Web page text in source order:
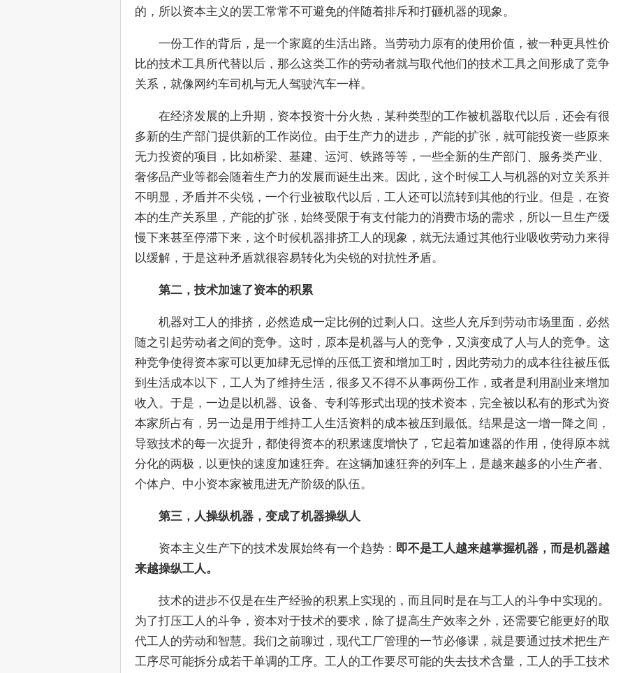
的，所以资本主义的罢工常常不可避免的伴随着排斥和打砸机器的现象。
一份工作的背后，是一个家庭的生活出路。当劳动力原有的使用价值，被一种更具性价
比的技术工具所代替以后，那么这类工作的劳动者就与取代他们的技术工具之间形成了竞争
关系，就像网约车司机与无人驾驶汽车一样。
在经济发展的上升期，资本投资十分火热，某种类型的工作被机器取代以后，还会有很
多新的生产部门提供新的工作岗位。由于生产力的进步，产能的扩张，就可能投资一些原来
无力投资的项目，比如桥梁、基建、运河、铁路等等，一些全新的生产部门、服务类产业、
奢侈品产业等都会随着生产力的发展而诞生出来。因此，这个时候工人与机器的对立关系并
不明显，矛盾并不尖锐，一个行业被取代以后，工人还可以流转到其他的行业。但是，在资
本的生产关系里，产能的扩张，始终受限于有支付能力的消费市场的需求，所以一旦生产缓
慢下来甚至停滞下来，这个时候机器排挤工人的现象，就无法通过其他行业吸收劳动力来得
以缓解，于是这种矛盾就很容易转化为尖锐的对抗性矛盾。
第二，技术加速了资本的积累
机器对工人的排挤，必然造成一定比例的过剩人口。这些人充斥到劳动市场里面，必然
随之引起劳动者之间的竞争。这时，原本是机器与人的竞争，又演变成了人与人的竞争。这
种竞争使得资本家可以更加肆无忌惮的压低工资和增加工时，因此劳动力的成本往往被压低
到生活成本以下，工人为了维持生活，很多又不得不从事两份工作，或者是利用副业来增加
收入。于是，一边是以机器、设备、专利等形式出现的技术资本，完全被以私有的形式为资
本家所占有，另一边是用于维持工人生活资料的成本被压到最低。结果是这一增一降之间，
导致技术的每一次提升，都使得资本的积累速度增快了，它起着加速器的作用，使得原本就
分化的两极，以更快的速度加速狂奔。在这辆加速狂奔的列车上，是越来越多的小生产者、
个体户、中小资本家被甩进无产阶级的队伍。
第三，人操纵机器，变成了机器操纵人
资本主义生产下的技术发展始终有一个趋势： 即不是工人越来越掌握机器，而是机器越
来越操纵工人。
技术的进步不仅是在生产经验的积累上实现的，而且同时是在与工人的斗争中实现的。
为了打压工人的斗争，资本对于技术的要求，除了提高生产效率之外，还需要它能更好的取
代工人的劳动和智慧。我们之前聊过，现代工厂管理的一节必修课，就是要通过技术把生产
工序尽可能拆分成若干单调的工序。工人的工作要尽可能的失去技术含量，工人的手工技术